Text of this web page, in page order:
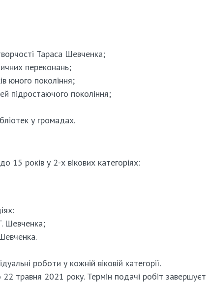
Тараса Шевченка;
переконань;
юного покоління;
підростаючого покоління;
у громадах.
15 років у 2-х вікових категоріях:
Шевченка;
роботи у кожній віковій категорії.
травня 2021 року. Термін подачі робіт